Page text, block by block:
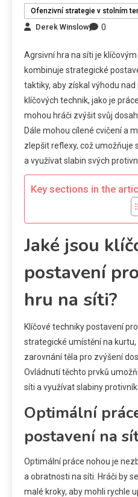
Ofenzivní strategie v stolním
Derek Winslow
0
Agrsivní hra na síti je
kombinuje strategické
taktiky, aby získal výhodu
klíčových technik, jako je
mohou hráči zvýšit svůj
Dále mohou cílené cvičení a
zlepšit reflexy, což
a využívat slabin svých
Key sections in the
Jaké jsou
postavení
hru na síti?
Klíčové techniky postavení
strategické umístění na
zarovnání těla pro zvýšení
Ovládnutí těchto prvků
síti a využívat slabiny
Optimální
postavení na
Optimální práce nohou je
a obratnosti na síti. Hráči by
malé kroky, aby mohli rychle